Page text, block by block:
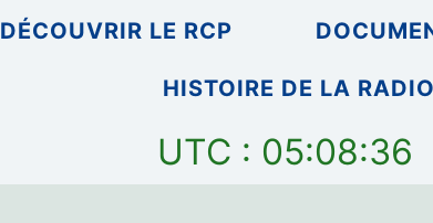
DÉCOUVRIR LE RCP
HISTOIRE DE LA RADIO
UTC : 05:08:36